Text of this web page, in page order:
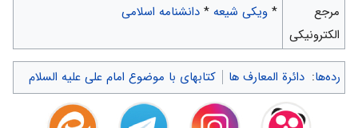
مرجع
الکترونیکی
* ویکی شیعه* دانشنامه اسلامی
رده‌ها: دائرة المعارف ها کتابهای با موضوع امام علی علیه السلام